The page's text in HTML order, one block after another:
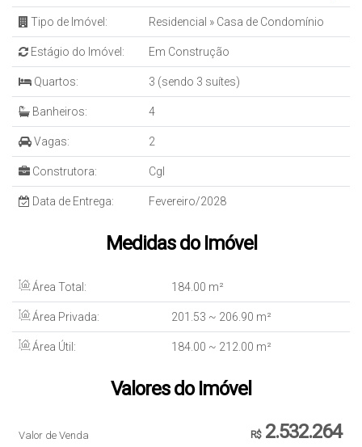
Tipo de Imóvel: Residencial » Casa de Condomínio
Estágio do Imóvel: Em Construção
Quartos: 3 (sendo 3 suítes)
Banheiros: 4
Vagas: 2
Construtora: Cgl
Data de Entrega: Fevereiro/2028
Medidas do Imóvel
Área Total: 184.00 m²
Área Privada: 201 .53 ~ 206.90 m²
Área Útil: 184.00 ~ 212.00 m²
Valores do Imóvel
R$2.532.264
Valor de Venda